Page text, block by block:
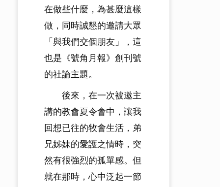
在做些什麼，為甚麼這樣
做，同時誠懇的邀請大眾
「與我們交個朋友」，這
也是《號角月報》創刊號
的社論主題。
後來，在一次被邀主
講的教會夏令會中，讓我
回想已往的牧會生活，弟
兄姊妹的愛護之情時，突
然有很強烈的孤單感。但
就在那時，心中泛起一節